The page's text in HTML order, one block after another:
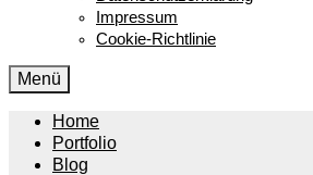
Impressum
Cookie-Richtlinie
Menü
Home
Portfolio
Blog